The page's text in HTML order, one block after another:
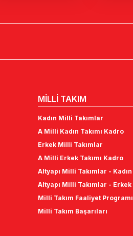
MİLLİ TAKIM
Kadın Milli Takımlar
A Milli Kadın Takımı Kadro
Erkek Milli Takımlar
A Milli Erkek Takımı Kadro
Altyapı Milli Takımlar - Kadın
Altyapı Milli Takımlar - Erkek
Milli Takım Faaliyet Programı
Milli Takım Başarıları